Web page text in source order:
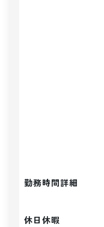
勤務時間詳細
休日休暇